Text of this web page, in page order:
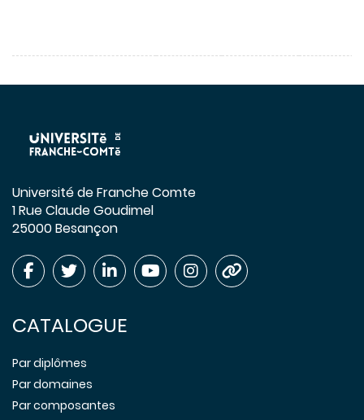
Université de Franche Comte
1 Rue Claude Goudimel
25000 Besançon
CATALOGUE
Par diplômes
Par domaines
Par composantes